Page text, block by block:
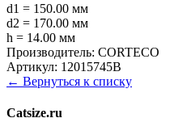
d1 = 150.00 мм
d2 = 170.00 мм
h = 14.00 мм
Производитель: CORTECO
Артикул: 12015745B
← Вернуться к списку
Catsize.ru